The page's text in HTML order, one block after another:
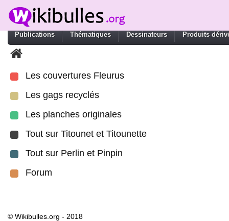
Publications Thématiques Dessinateurs Produits
Les couvertures Fleurus
Les gags recyclés
Les planches originales
Tout sur Titounet et Titounette
Tout sur Perlin et Pinpin
Forum
© Wikibulles.org - 2018